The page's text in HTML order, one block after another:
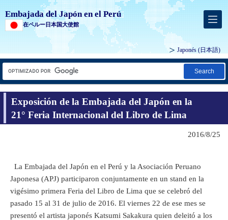
Embajada del Japón en el Perú
在ペルー日本国大使館
Japonés (日本語)
Search
Exposición de la Embajada del Japón en la
21° Feria Internacional del Libro de Lima
2016/8/25
La Embajada del Japón en el Perú y la Asociación Peruano
Japonesa (APJ) participaron conjuntamente en un stand en la
vigésimo primera Feria del Libro de Lima que se celebró del
pasado 15 al 31 de julio de 2016. El viernes 22 de ese mes se
presentó el artista japonés Katsumi Sakakura quien deleitó a los